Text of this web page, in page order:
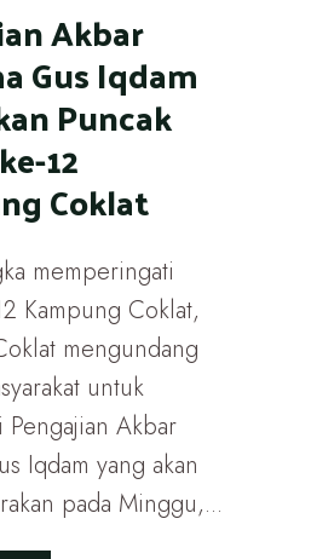
Akbar
Gus Iqdam
Puncak
12
Coklat
memperingati
Kampung Coklat,
mengundang
untuk
Akbar
Iqdam yang akan
pada Minggu,...